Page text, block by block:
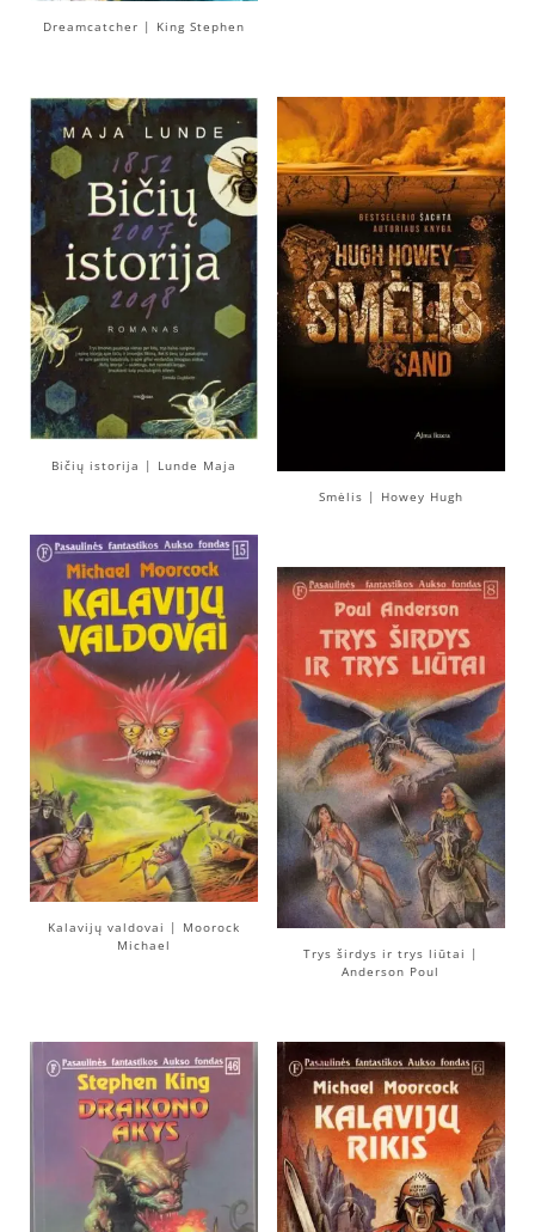
Dreamcatcher | King Stephen
Bičių istorija | Lunde Maja
Smėlis | Howey Hugh
Kalavijų valdovai | Moorock
Michael
Trys širdys ir trys liūtai |
Anderson Poul